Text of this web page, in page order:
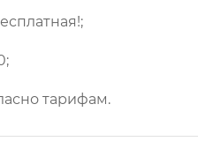
тарифам.